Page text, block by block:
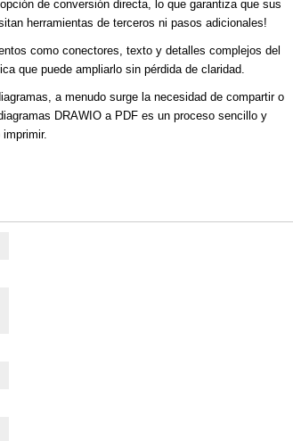
de conversión directa, lo que garantiza que sus
herramientas de terceros ni pasos adicionales!
como conectores, texto y detalles complejos del
que puede ampliarlo sin pérdida de claridad.
a menudo surge la necesidad de compartir o
DRAWIO a PDF es un proceso sencillo y